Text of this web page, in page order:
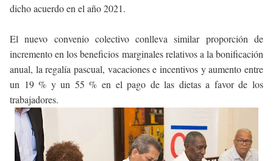
dicho acuerdo en el año 2021.
El nuevo convenio colectivo conlleva similar proporción de
incremento en los beneficios marginales relativos a la bonificación
anual, la regalía pascual, vacaciones e incentivos y aumento entre
un 19 % y un 55 % en el pago de las dietas a favor de los
trabajadores.